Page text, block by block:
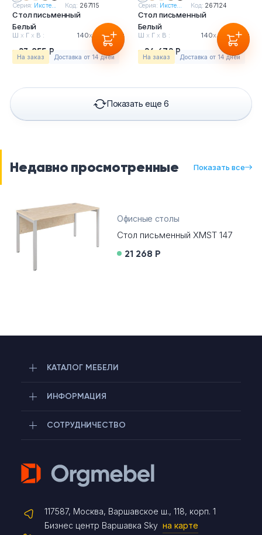
Серия: Иксте... Код: 267115
Стол письменный
Белый
Ш х Г х В : 140х70х75см
23 855 Р
На заказ Доставка от 14 дней
Серия: Иксте... Код: 267124
Стол письменный
Белый
Ш х Г х В : 140х90х75см
24 672 Р
На заказ Доставка от 14 дней
Показать еще 6
Недавно просмотренные Показать все
Офисные столы
Стол письменный XMST 147
21 268 Р
КАТАЛОГ МЕБЕЛИ
ИНФОРМАЦИЯ
СОТРУДНИЧЕСТВО
117587, Москва, Варшавское ш., 118, корп. 1
Бизнес центр Варшавка Sky на карте
Telegram
Max